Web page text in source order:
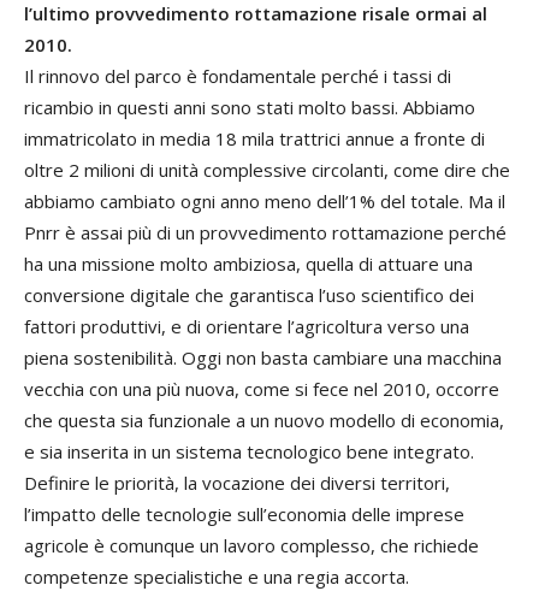
l’ultimo provvedimento rottamazione risale ormai al
2010.
Il rinnovo del parco è fondamentale perché i tassi di
ricambio in questi anni sono stati molto bassi. Abbiamo
immatricolato in media 18 mila trattrici annue a fronte di
oltre 2 milioni di unità complessive circolanti, come dire che
abbiamo cambiato ogni anno meno dell’1% del totale. Ma il
Pnrr è assai più di un provvedimento rottamazione perché
ha una missione molto ambiziosa, quella di attuare una
conversione digitale che garantisca l’uso scientifico dei
fattori produttivi, e di orientare l’agricoltura verso una
piena sostenibilità. Oggi non basta cambiare una macchina
vecchia con una più nuova, come si fece nel 2010, occorre
che questa sia funzionale a un nuovo modello di economia,
e sia inserita in un sistema tecnologico bene integrato.
Definire le priorità, la vocazione dei diversi territori,
l’impatto delle tecnologie sull’economia delle imprese
agricole è comunque un lavoro complesso, che richiede
competenze specialistiche e una regia accorta.